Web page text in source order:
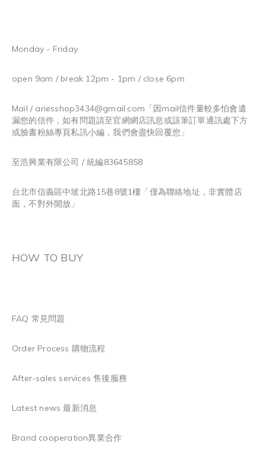
Monday - Friday
open 9am / break 12pm - 1pm / close 6pm
Mail / ariesshop3434@gmail.com 「因mail信件量較多怕會遺
漏您的信件，如有問題請至官網網店訊息或該筆訂單通訊處下方
或臉書粉絲專頁私訊小編，我們會盡快回覆您」
至浩興業有限公司 / 統編83645858
台北市信義區中坡北路15巷8號1樓「僅為聯絡地址，非實體店
面，不對外開放」
HOW TO BUY
FAQ 常見問題
Order Process 購物流程
After-sales services 售後服務
Latest news 最新消息
Brand cooperation異業合作